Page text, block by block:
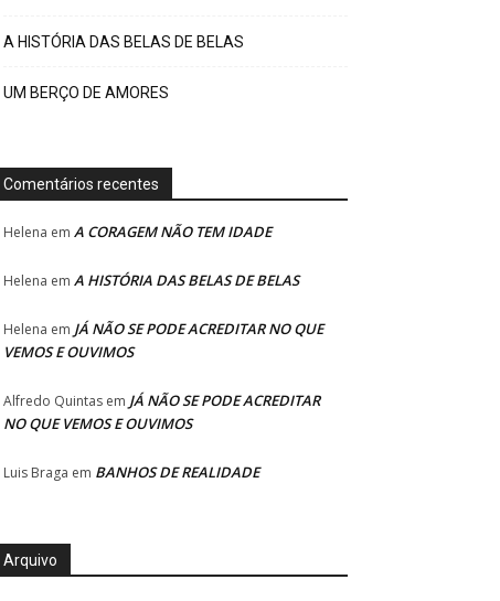
A HISTÓRIA DAS BELAS DE BELAS
UM BERÇO DE AMORES
Comentários recentes
Helena em A CORAGEM NÃO TEM IDADE
Helena em A HISTÓRIA DAS BELAS DE BELAS
Helena em JÁ NÃO SE PODE ACREDITAR NO QUE
VEMOS E OUVIMOS
Alfredo Quintas em JÁ NÃO SE PODE ACREDITAR
NO QUE VEMOS E OUVIMOS
Luis Braga em BANHOS DE REALIDADE
Arquivo